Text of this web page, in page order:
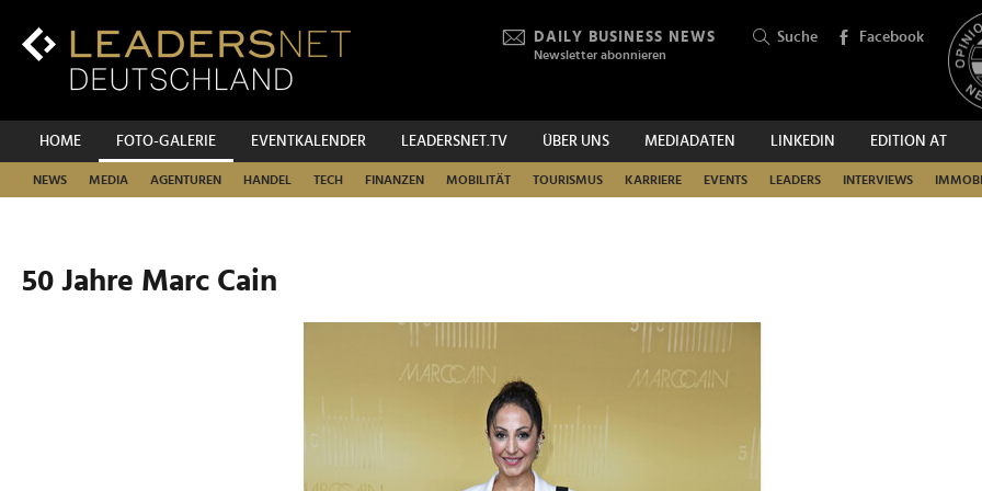
Inhalt
Hauptnavigation
DAILY BUSINESS NEWS
Newsletter abonnieren
Suche Facebook
HOME FOTO-GALERIE EVENTKALENDER LEADERSNET.TV ÜBER UNS MEDIADATEN LINKEDIN EDITION AT
NEWS MEDIA AGENTUREN HANDEL TECH FINANZEN MOBILITÄT TOURISMUS KARRIERE EVENTS LEADERS INTERVIEWS
SUCHEN
50 Jahre Marc Cain